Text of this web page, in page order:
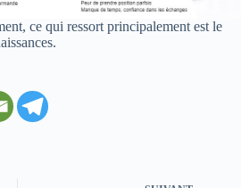
ce qui ressort principalement est le